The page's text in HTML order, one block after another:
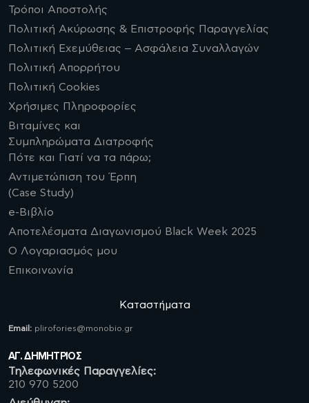
Τρόποι Αποστολής
Πολιτική Ακύρωσης & Επιστροφής Παραγγελίας
Πολιτική Εχεμύθειας – Ασφάλεια Συναλλαγών
Πολιτική Απορρήτου
Πολιτική Cookies
Χρήσιμες Πληροφορίες
Βιταμίνες και
Συμπληρώματα Διατροφής
Πότε και Γιατί να τα πάρω;
Αντιμετώπιση του Έρπη
(Case Study)
e-Βιβλίο
Αποτελέσματα Διαγωνισμού Black Week 2025
Ο Λογαριασμός μου
Επικοινωνία
Καταστήματα
Email: plirofories@monobio.gr
ΑΓ. ΔΗΜΗΤΡΙΟΣ
Τηλεφωνικές Παραγγελίες:
210 970 5200